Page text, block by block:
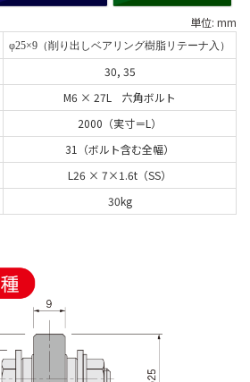
単位: mm
φ25×9（削り出しベアリング樹脂リテーナ入）
30, 35
M6 × 27L 六角ボルト
2000（実寸＝L）
31（ボルト含む全幅）
L26 × 7×1.6t（SS）
30kg